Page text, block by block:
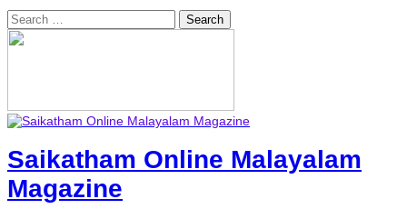
Search
for:
Saikatham Online Malayalam
Magazine